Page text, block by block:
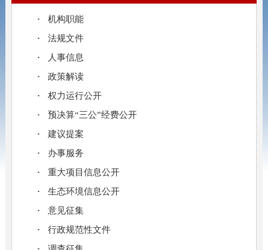
机构职能
法规文件
人事信息
政策解读
权力运行公开
预决算“三公”经费公开
建议提案
办事服务
重大项目信息公开
生态环境信息公开
意见征集
行政规范性文件